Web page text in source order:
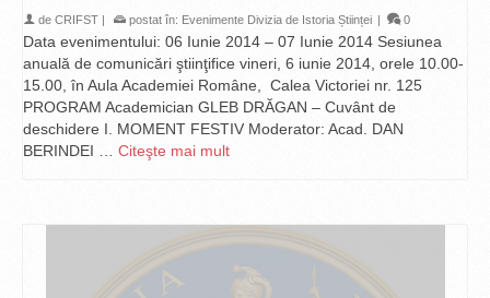
de CRIFST | postat în: Evenimente Divizia de Istoria Științei | 0
Data evenimentului: 06 Iunie 2014 – 07 Iunie 2014 Sesiunea
anuală de comunicări ştiinţifice vineri, 6 iunie 2014, orele 10.00-
15.00, în Aula Academiei Române, Calea Victoriei nr. 125
PROGRAM Academician GLEB DRĂGAN – Cuvânt de
deschidere I. MOMENT FESTIV Moderator: Acad. DAN
BERINDEI … Citeşte mai mult